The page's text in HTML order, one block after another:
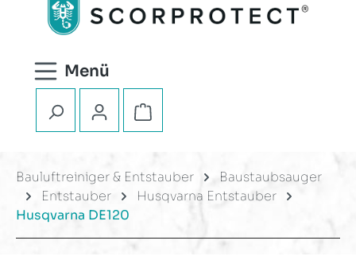
Warenkorb enthält 0
Bauluftreiniger & Entstauber
Baustaubsauger
Entstauber
Husqvarna Entstauber
Husqvarna DE120